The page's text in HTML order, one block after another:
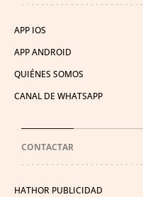
APP IOS
APP ANDROID
QUIÉNES SOMOS
CANAL DE WHATSAPP
CONTACTAR
HATHOR PUBLICIDAD